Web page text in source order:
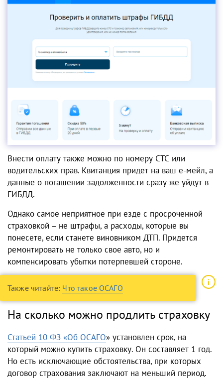
Внести оплату также можно по номеру СТС или
водительских прав. Квитанция придет на ваш е-мейл, а
данные о погашении задолженности сразу же уйдут в
ГИБДД.
Однако самое неприятное при езде с просроченной
страховкой – не штрафы, а расходы, которые вы
понесете, если станете виновником ДТП. Придется
ремонтировать не только свое авто, но и
компенсировать убытки потерпевшей стороне.
Также читайте: Что такое ОСАГО
На сколько можно продлить страховку
Статьей 10 ФЗ «Об ОСАГО» установлен срок, на
который можно купить страховку. Он составляет 1 год.
Но есть исключающие обстоятельства, при которых
договор страхования заключают на меньший период.